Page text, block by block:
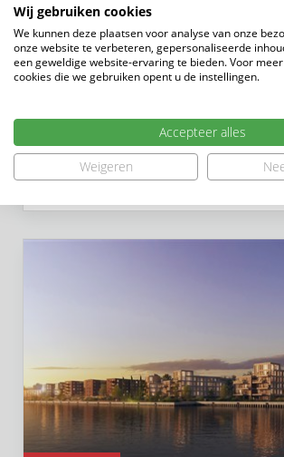
Een mooie mijlpaal voor
Phoenix in Hank: alle 22
verkocht. Vorige week werd de laatste
appartementen een toekomstige
Lees verder
Wij gebruiken cookies
We kunnen deze plaatsen voor analyse van onze
onze website te verbeteren, gepersonaliseerde
een geweldige website-ervaring te bieden. Voor
cookies die we gebruiken opent u de instellingen.
Accepteer alles
Weigeren